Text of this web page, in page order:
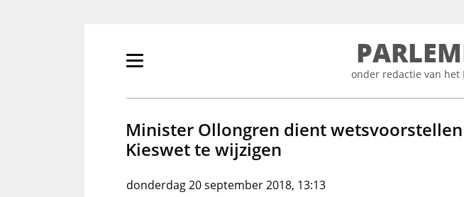
Primair
tonen/verbergen
onder redactie van het
Minister Ollongren dient
Kieswet te wijzigen
donderdag 20 september 2018, 13:13